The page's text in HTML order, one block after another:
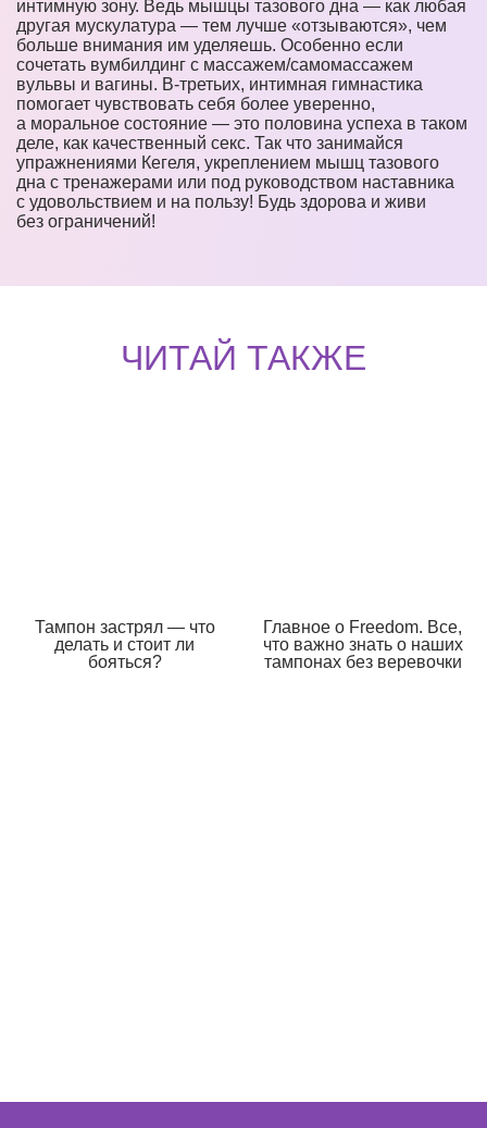
интимную зону. Ведь мышцы тазового дна — как любая
другая мускулатура — тем лучше «отзываются», чем
больше внимания им уделяешь. Особенно если
сочетать вумбилдинг с массажем/самомассажем
вульвы и вагины. В-третьих, интимная гимнастика
помогает чувствовать себя более уверенно,
а моральное состояние — это половина успеха в таком
деле, как качественный секс. Так что занимайся
упражнениями Кегеля, укреплением мышц тазового
дна с тренажерами или под руководством наставника
с удовольствием и на пользу! Будь здорова и живи
без ограничений!
ЧИТАЙ ТАКЖЕ
Тампон застрял — что
делать и стоит ли
бояться?
Главное о Freedom. Все,
что важно знать о наших
тампонах без веревочки